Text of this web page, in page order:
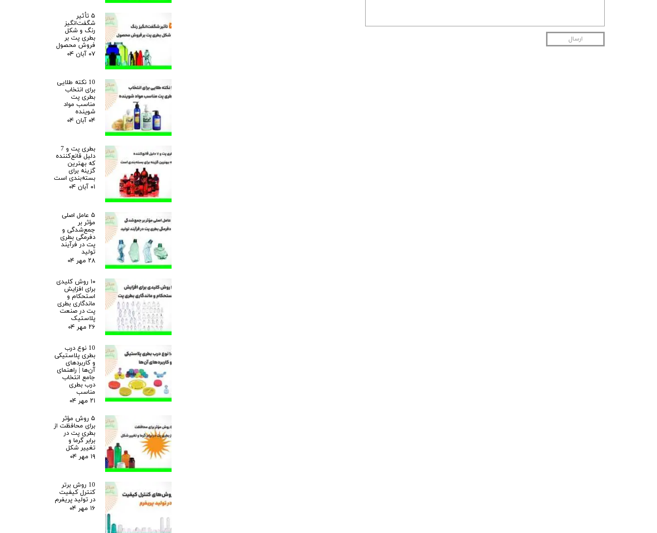
ارسال
۵ تأثیر
شگفت‌انگیز
رنگ و شکل
بطری پت بر
فروش محصول
۰۷ آبان ۰۴
10 نکته طلایی
برای انتخاب
بطری پت
مناسب مواد
شوینده
۰۴ آبان ۰۴
بطری پت و 7
دلیل قانع‌کننده
که بهترین
گزینه برای
بسته‌بندی است
۰۱ آبان ۰۴
۵ عامل اصلی
مؤثر بر
جمع‌شدگی و
دفرمگی بطری
پت در فرآیند
تولید
۲۸ مهر ۰۴
۱۰ روش کلیدی
برای افزایش
استحکام و
ماندگاری بطری
پت در صنعت
پلاستیک
۲۶ مهر ۰۴
10 نوع درب
بطری پلاستیکی
و کاربردهای
آن‌ها | راهنمای
جامع انتخاب
درب بطری
مناسب
۲۱ مهر ۰۴
۵ روش مؤثر
برای محافظت از
بطری پت در
برابر گرما و
تغییر شکل
۱۹ مهر ۰۴
10 روش برتر
کنترل کیفیت
در تولید پریفرم
۱۶ مهر ۰۴